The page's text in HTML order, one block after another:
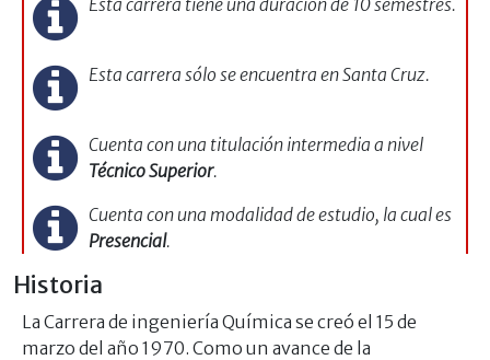
Esta carrera sólo se encuentra en Santa Cruz.
Cuenta con una titulación intermedia a nivel
Técnico Superior.
Cuenta con una modalidad de estudio, la cual es
Presencial.
Historia
La Carrera de ingeniería Química se creó el 15 de
marzo del año 1970. Como un avance de la